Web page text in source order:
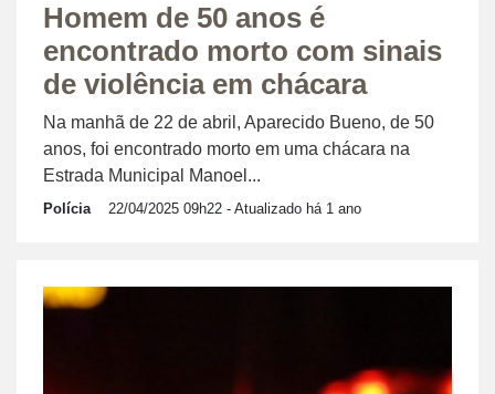
Homem de 50 anos é
encontrado morto com sinais
de violência em chácara
Na manhã de 22 de abril, Aparecido Bueno, de 50
anos, foi encontrado morto em uma chácara na
Estrada Municipal Manoel...
Polícia 22/04/2025 09h22 - Atualizado há 1 ano